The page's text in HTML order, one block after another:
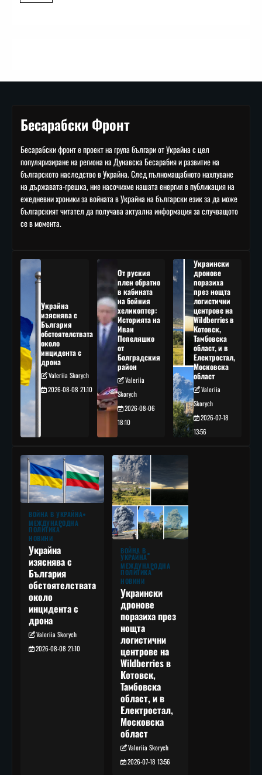
Бесарабски Фронт
Бесарабски фронт е проект на група българи от Украйна с цел
популяризиране на региона на Дунавска Бесарабия и развитие на
българското наследство в Украйна. След пълномащабното нахлуване
на държавата-грешка, ние насочихме нашата енергия в публикация на
ежедневни хроники за войната в Украйна на български език за да може
българският читател да получава актуална информация за случващото
се в момента.
Украйна
изяснява с
България
обстоятелствата
около
инцидента с
дрона
Valeriia Skorych
2026-08-08 21:10
От руския
плен обратно
в кабината
на бойния
хеликоптер:
Историята на
Иван
Пепеляшко
от
Болградския
район
Valeriia
Skorych
2026-08-06
18:10
Украински
дронове
поразиха
през нощта
логистични
центрове на
Wildberries в
Котовск,
Тамбовска
област, и в
Електростал,
Московска
област
Valeriia
Skorych
2026-07-18
13:56
ВОЙНА В УКРАЙНА
МЕЖДУНАРОДНА
ПОЛИТИКА
НОВИНИ
Украйна
изяснява с
България
обстоятелствата
около
инцидента с
дрона
Valeriia Skorych
2026-08-08 21:10
ВОЙНА В
УКРАЙНА
МЕЖДУНАРОДНА
ПОЛИТИКА
НОВИНИ
Украински
дронове
поразиха през
нощта
логистични
центрове на
Wildberries в
Котовск,
Тамбовска
област, и в
Електростал,
Московска
област
Valeriia Skorych
2026-07-18 13:56